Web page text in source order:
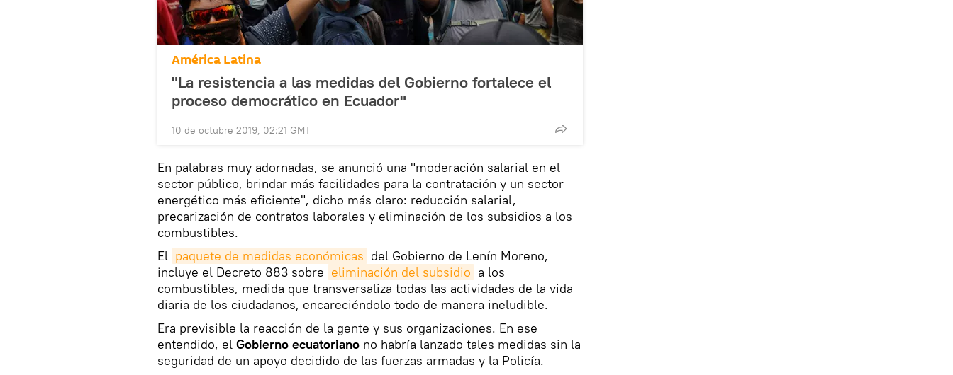
América Latina
"La resistencia a las medidas del Gobierno fortalece el
proceso democrático en Ecuador"
10 de octubre 2019, 02:21 GMT
En palabras muy adornadas, se anunció una "moderación salarial en el
sector público, brindar más facilidades para la contratación y un sector
energético más eficiente", dicho más claro: reducción salarial,
precarización de contratos laborales y eliminación de los subsidios a los
combustibles.
El paquete de medidas económicas del Gobierno de Lenín Moreno,
incluye el Decreto 883 sobre eliminación del subsidio a los
combustibles, medida que transversaliza todas las actividades de la vida
diaria de los ciudadanos, encareciéndolo todo de manera ineludible.
Era previsible la reacción de la gente y sus organizaciones. En ese
entendido, el Gobierno ecuatoriano no habría lanzado tales medidas sin la
seguridad de un apoyo decidido de las fuerzas armadas y la Policía.